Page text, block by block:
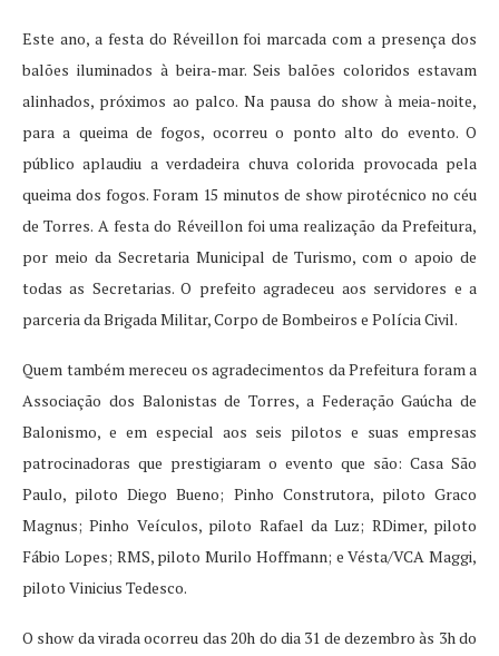
Este ano, a festa do Réveillon foi marcada com a presença dos
balões iluminados à beira-mar. Seis balões coloridos estavam
alinhados, próximos ao palco. Na pausa do show à meia-noite,
para a queima de fogos, ocorreu o ponto alto do evento. O
público aplaudiu a verdadeira chuva colorida provocada pela
queima dos fogos. Foram 15 minutos de show pirotécnico no céu
de Torres. A festa do Réveillon foi uma realização da Prefeitura,
por meio da Secretaria Municipal de Turismo, com o apoio de
todas as Secretarias. O prefeito agradeceu aos servidores e a
parceria da Brigada Militar, Corpo de Bombeiros e Polícia Civil.
Quem também mereceu os agradecimentos da Prefeitura foram a
Associação dos Balonistas de Torres, a Federação Gaúcha de
Balonismo, e em especial aos seis pilotos e suas empresas
patrocinadoras que prestigiaram o evento que são: Casa São
Paulo, piloto Diego Bueno; Pinho Construtora, piloto Graco
Magnus; Pinho Veículos, piloto Rafael da Luz; RDimer, piloto
Fábio Lopes; RMS, piloto Murilo Hoffmann; e Vésta/VCA Maggi,
piloto Vinicius Tedesco.
O show da virada ocorreu das 20h do dia 31 de dezembro às 3h do